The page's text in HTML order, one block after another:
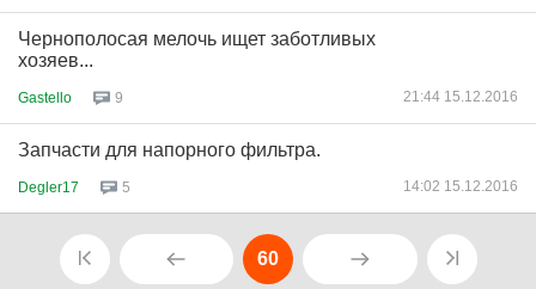
Чернополосая мелочь ищет заботливых
хозяев...
Gastello 9 21:44 15.12.2016
Запчасти для напорного фильтра.
Degler17 5 14:02 15.12.2016
60